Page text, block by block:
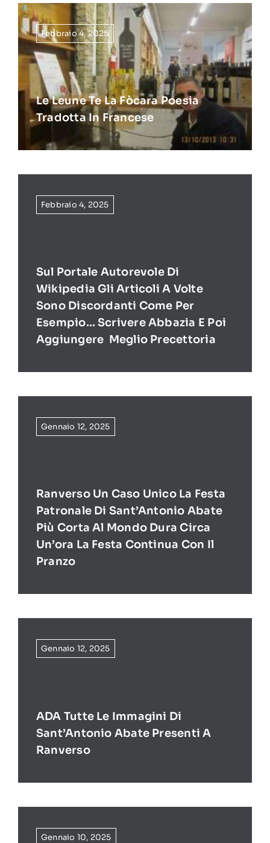
Febbraio 4, 2025
Le Leune Te La Fòcara Poesia
Tradotta In Francese
Febbraio 4, 2025
Sul Portale Autorevole Di
Wikipedia Gli Articoli A Volte
Sono Discordanti Come Per
Esempio… Scrivere Abbazia E Poi
Aggiungere Meglio Precettoria
Gennaio 12, 2025
Ranverso Un Caso Unico La Festa
Patronale Di Sant’Antonio Abate
Più Corta Al Mondo Dura Circa
Un’ora La Festa Continua Con Il
Pranzo
Gennaio 12, 2025
ADA Tutte Le Immagini Di
Sant’Antonio Abate Presenti A
Ranverso
Gennaio 10, 2025